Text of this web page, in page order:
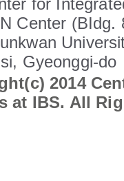
for
Center (BIdg.
Gyeonggi-do
2014
at IBS. All